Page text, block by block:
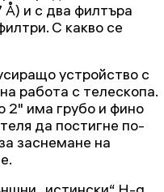
и с два филтъра
С какво се
устройство с
работа с телескопа.
2" има грубо и фино
да постигне по-
заснемане на